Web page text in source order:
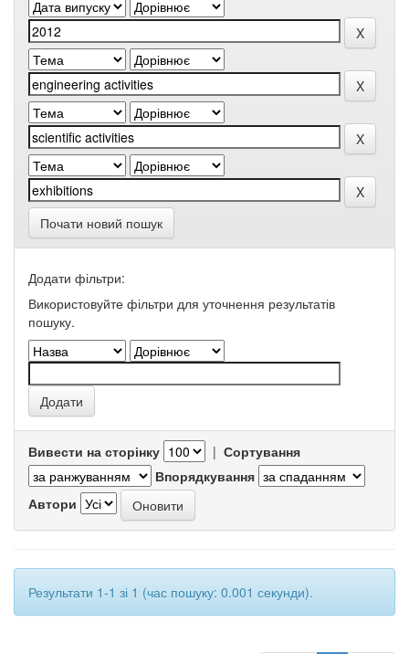
Почати новий пошук
Додати фільтри:
Використовуйте фільтри для уточнення результатів
пошуку.
Вивести на сторінку | Сортування
Впорядкування
Автори
Результати 1-1 зі 1 (час пошуку: 0.001 секунди).